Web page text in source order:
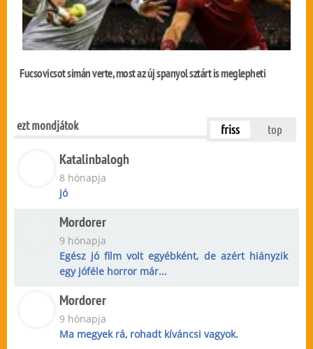
Fucsovicsot simán verte, most az új spanyol sztárt is meglepheti
ezt mondjátok friss top
Katalinbalogh
8 hónapja
jó
Mordorer
9 hónapja
Egész jó film volt egyébként, de azért hiányzik
egy jóféle horror már...
Mordorer
9 hónapja
Ma megyek rá, rohadt kíváncsi vagyok.